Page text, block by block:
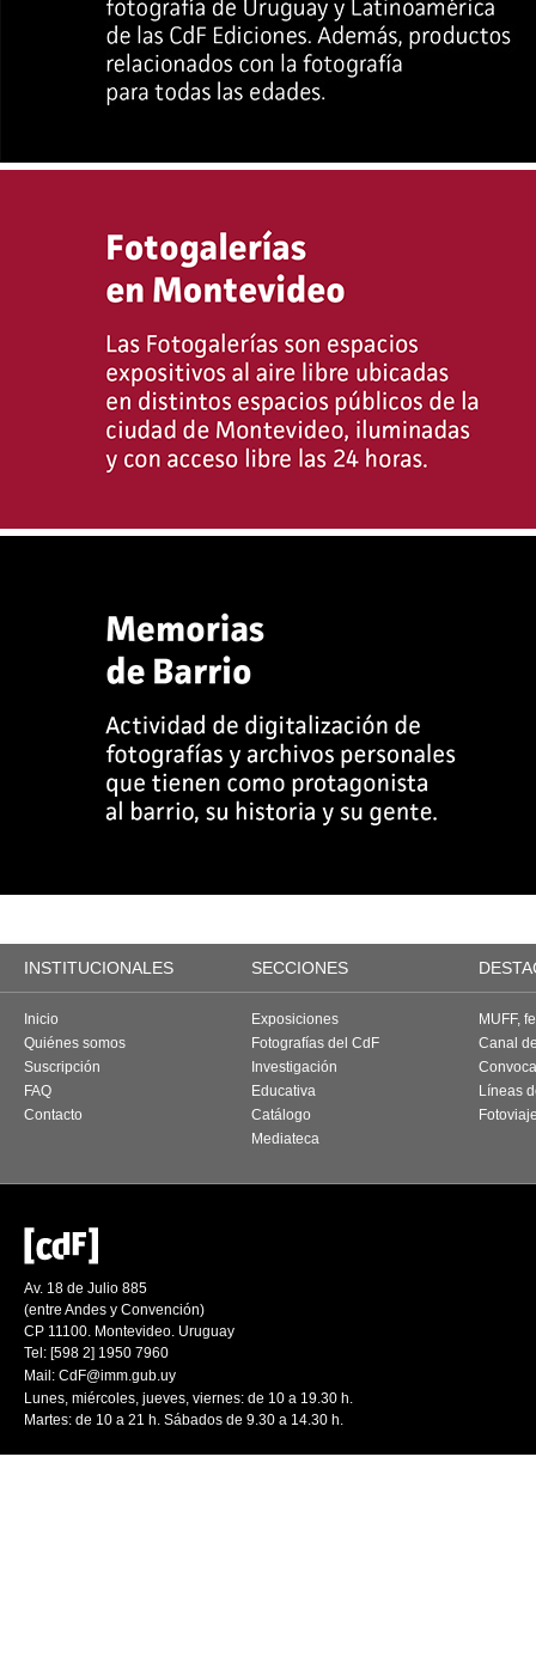
INSTITUCIONALES SECCIONES
Inicio
Quiénes somos
Suscripción
FAQ
Contacto
Exposiciones
Fotografías del CdF
Investigación
Educativa
Catálogo
Mediateca
MUFF,
Canal
Líneas
Av. 18 de Julio 885
(entre Andes y Convención)
CP 11100. Montevideo. Uruguay
Tel: [598 2] 1950 7960
Mail: CdF@imm.gub.uy
Lunes, miércoles, jueves, viernes: de 10 a 19.30 h.
Martes: de 10 a 21 h. Sábados de 9.30 a 14.30 h.